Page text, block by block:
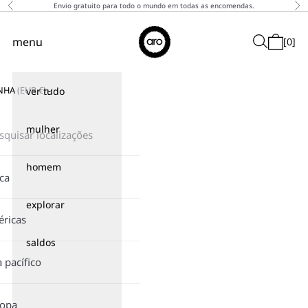
↵Skip to content
↵Skip to menu
↵Skip to footer
↵Open Accessibility Widget
Saltar para o conteúdo
Anterior Envio gratuito para todo o mundo em todas as encomendas.
Aro
Menu de navegação
menu Pesquisar
Carrinho
[0]
ver tudo
mulher
homem
explorar
saldos
(EUR€)
pacífico